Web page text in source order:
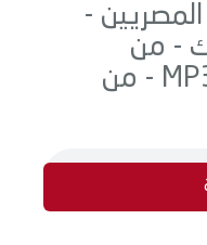
-
- من
مسلسل حالة خاصة MP3 - من